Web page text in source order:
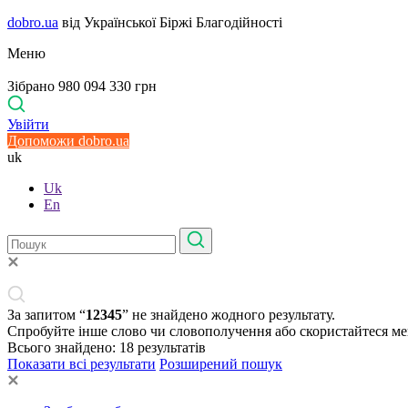
dobro.ua від Української Біржі Благодійності
Меню
Зібрано 980 094 330 грн
Увійти
Допоможи dobro.ua
uk
Uk
En
За запитом “12345” не знайдено жодного результату.
Спробуйте інше слово чи словополучення або скористайтеся
Всього знайдено: 18 результатів
Показати всі результати Розширений пошук